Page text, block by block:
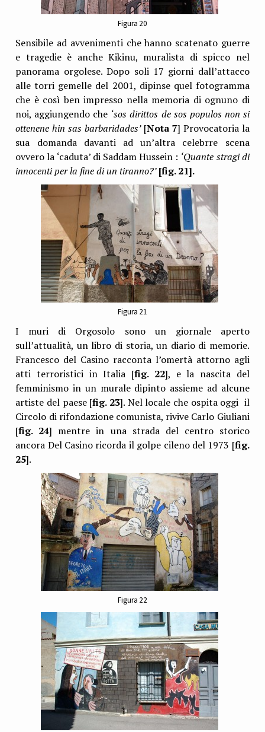
Figura 20
Sensibile ad avvenimenti che hanno scatenato guerre
e tragedie è anche Kikinu, muralista di spicco nel
panorama orgolese. Dopo soli 17 giorni dall’attacco
alle torri gemelle del 2001, dipinse quel fotogramma
che è così ben impresso nella memoria di ognuno di
noi, aggiungendo che ‘sos dirittos de sos populos non si
ottenene hin sas barbaridades’ [Nota 7] Provocatoria la
sua domanda davanti ad un’altra celebrre scena
ovvero la ‘caduta’ di Saddam Hussein : ‘Quante stragi di
innocenti per la fine di un tiranno?’[fig. 21].
Figura 21
I muri di Orgosolo sono un giornale aperto
sull’attualità, un libro di storia, un diario di memorie.
Francesco del Casino racconta l’omertà attorno agli
atti terroristici in Italia [fig. 22], e la nascita del
femminismo in un murale dipinto assieme ad alcune
artiste del paese [fig. 23]. Nel locale che ospita oggi il
Circolo di rifondazione comunista, rivive Carlo Giuliani
[fig. 24] mentre in una strada del centro storico
ancora Del Casino ricorda il golpe cileno del 1973 [fig.
25].
Figura 22